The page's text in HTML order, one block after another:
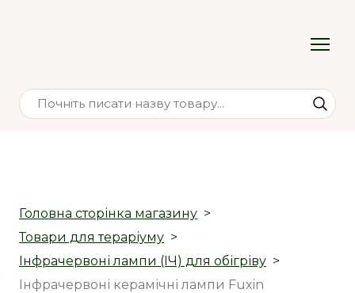
Головна сторінка магазину
Товари для тераріуму
Інфрачервоні лампи (ІЧ) для обігріву
Інфрачервоні керамічні лампи Fuxin